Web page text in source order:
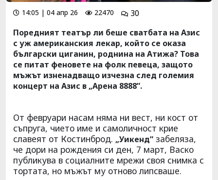
14:05 | 04 апр 26 22470
30
Поредният театър ли беше сватбата на Азис
с уж американския лекар, който се оказа
български циганин, роднина на Атижа? Това
се питат феновете на фолк певеца, защото
мъжът изненадващо изчезна след големия
концерт на Азис в „Арена 8888”.
От февруари насам няма ни вест, ни кост от
съпруга, чието име и самоличност крие
славеят от Костинброд. „Уикенд” забеляза,
че дори на рождения си ден, 7 март, Васко
публикува в социалните мрежи своя снимка с
тортата, но мъжът му отново липсваше.